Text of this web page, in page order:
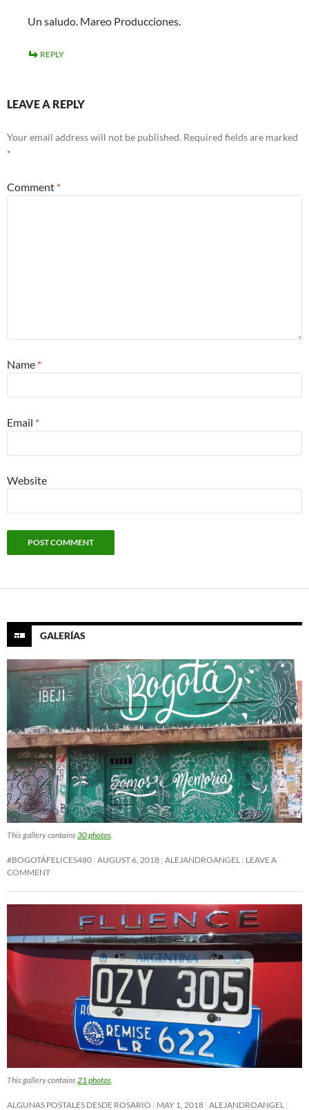
Un saludo. Mareo Producciones.
REPLY
LEAVE A REPLY
Your email address will not be published. Required fields are marked
*
Comment *
Name *
Email *
Website
GALERÍAS
This gallery contains30 photos
#BOGOTÁFELICES480 AUGUST 6, 2018 ALEJANDROANGEL
LEAVE A
COMMENT
This gallery contains 21 photos
ALGUNAS POSTALES DESDE ROSARIO MAY 1, 2018 ALEJANDROANGEL